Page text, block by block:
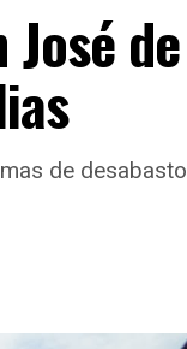
de
de desabasto